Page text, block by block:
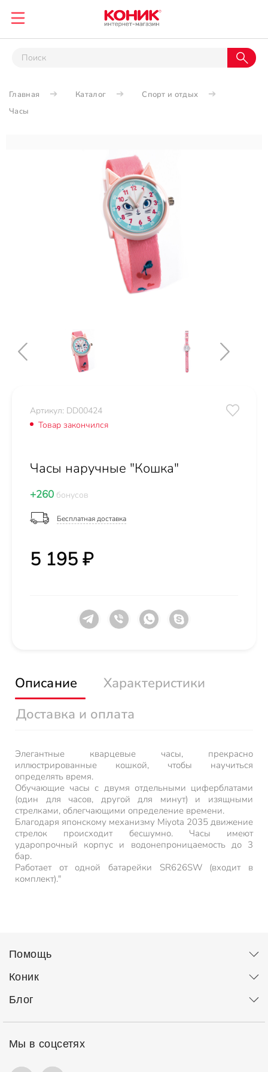
Главная Каталог
Спорт и отдых
Часы
Артикул: DD00424
Товар закончился
Часы наручные "Кошка"
+260 бонусов
Бесплатная доставка
5 195 ₽
Описание
Характеристики
Доставка и оплата
Элегантные кварцевые часы, прекрасно
иллюстрированные кошкой, чтобы научиться
определять время.
Обучающие часы с двумя отдельными циферблатами
(один для часов, другой для минут) и изящными
стрелками, облегчающими определение времени.
Благодаря японскому механизму Miyota 2035 движение
стрелок происходит бесшумно. Часы имеют
ударопрочный корпус и водонепроницаемость до 3
бар.
Работает от одной батарейки SR626SW (входит в
комплект)."
Помощь
Коник
Блог
Мы в соцсетях